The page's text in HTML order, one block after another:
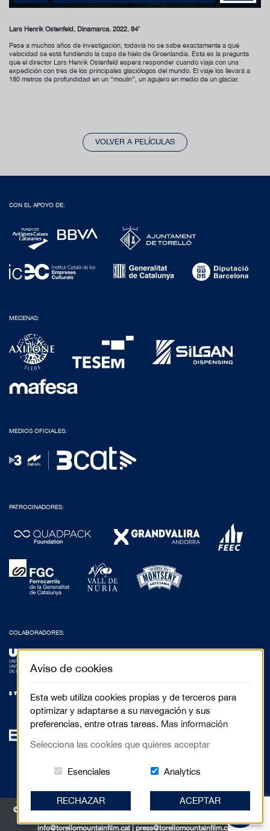
Lars Henrik Ostenfeld. Dinamarca. 2022. 84’
Pese a muchos años de investigación, todavía no se sabe exactamente a qué
velocidad se está fundiendo la capa de hielo de Groenlandia. Ésta es la pregunta
que el director Lars Henrik Ostenfeld espera responder cuando viaja con una
expedición con tres de los principales glaciólogos del mundo. El viaje los llevará a
180 metros de profundidad en un “moulin”, un agujero en medio de un glaciar.
VOLVER A PELÍCULAS
CON EL APOYO DE:
MECENAS:
MEDIOS OFICIALES:
PATROCINADORES:
COLABORADORES:
© 2017 Festival de Cinema de Muntanya de Torelló - Anselm Clavé, 5 3r 2a |
info@torellomountainfilm.cat | press@torellomountainfilm.cat
Aviso de cookies
Esta web utiliza cookies propias y de terceros para
optimizar y adaptarse a su navegación y sus
preferencias, entre otras tareas. Mas información
Selecciona las cookies que quieres acceptar
Esenciales Estas cookies són essenciales para
AnalyticsCookies related
RECHAZAR ACEPTAR